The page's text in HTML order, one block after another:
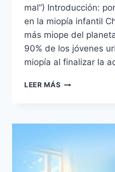
mal”) Introducción:
en la miopía infantil
más miope del
90% de los jóvenes
miopía al finalizar la
LEER MÁS NIÑOS
EL
DE